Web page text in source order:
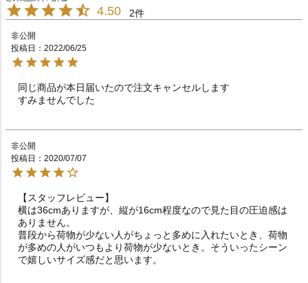
4.50 2
非公開
投稿日
2022/06/25
同じ商品が本日届いたので注文キャンセルします
すみませんでした
非公開
投稿日
2020/07/07
【スタッフレビュー】
横は36cmありますが、縦が16cm程度なので見た目の圧迫感は
ありません。
普段から荷物が少ない人がちょっと多めに入れたいとき、荷物
が多めの人がいつもより荷物が少ないとき。そういったシーン
で嬉しいサイズ感だと思います。